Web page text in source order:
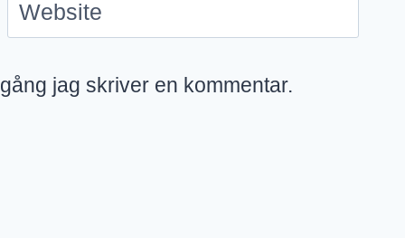
Website
jag skriver en kommentar.